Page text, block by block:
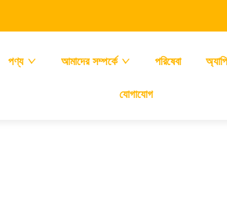
পণ্য আমাদের সম্পর্কে পরিষেবা
যোগাযোগ